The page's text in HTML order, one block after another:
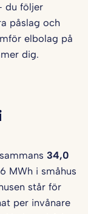
du följer
påslag och
elbolag på
dig.
34,0
MWh i småhus
står för
per invånare